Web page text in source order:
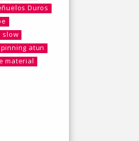
Duros
slow
atun
material